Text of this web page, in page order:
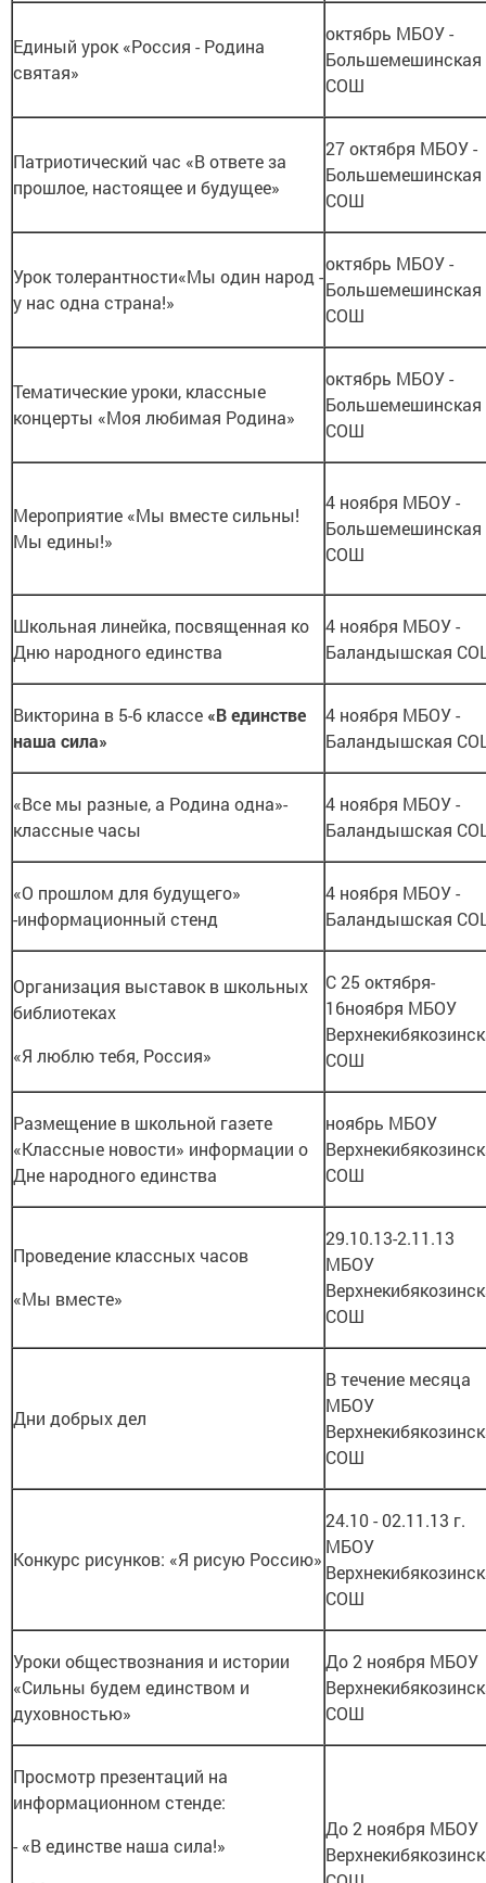
Единый урок «Россия - Родина
святая»
октябрь МБОУ -
Большемешинская
СОШ
Патриотический час «В ответе за
прошлое, настоящее и будущее»
27 октября МБОУ -
Большемешинская
СОШ
Урок толерантности«Мы один народ -
у нас одна страна!»
октябрь МБОУ -
Большемешинская
СОШ
Тематические уроки, классные
концерты «Моя любимая Родина»
октябрь МБОУ -
Большемешинская
СОШ
Мероприятие «Мы вместе сильны!
Мы едины!»
4 ноября МБОУ -
Большемешинская
СОШ
Школьная линейка, посвященная ко
Дню народного единства
4 ноября МБОУ -
Баландышская
Викторина в 5-6 классе «В единстве
наша сила»
4 ноября МБОУ -
Баландышская
«Все мы разные, а Родина одна»-
классные часы
4 ноября МБОУ -
Баландышская
«О прошлом для будущего»
-информационный стенд
4 ноября МБОУ -
Баландышская
Организация выставок в школьных
библиотеках
«Я люблю тебя, Россия»
С 25 октября-
16ноября МБОУ
СОШ
Размещение в школьной газете
«Классные новости» информации о
Дне народного единства
ноябрь МБОУ
СОШ
Проведение классных часов
«Мы вместе»
29.10.13-2.11.13
МБОУ
СОШ
Дни добрых дел
В течение месяца
МБОУ
СОШ
Конкурс рисунков: «Я рисую Россию»
24.10 - 02.11.13 г.
МБОУ
СОШ
Уроки обществознания и истории
«Сильны будем единством и
духовностью»
До 2 ноября МБОУ
СОШ
Просмотр презентаций на
информационном стенде:
- «В единстве наша сила!»
До 2 ноября МБОУ